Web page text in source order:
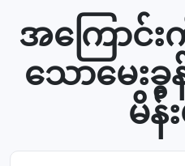
အကြောင်း
သောမေးခွန်
မိန်း